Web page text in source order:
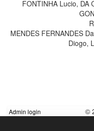
FONTINHA Lucio, DA
MENDES FERNANDES
Diogo,
Admin login ©